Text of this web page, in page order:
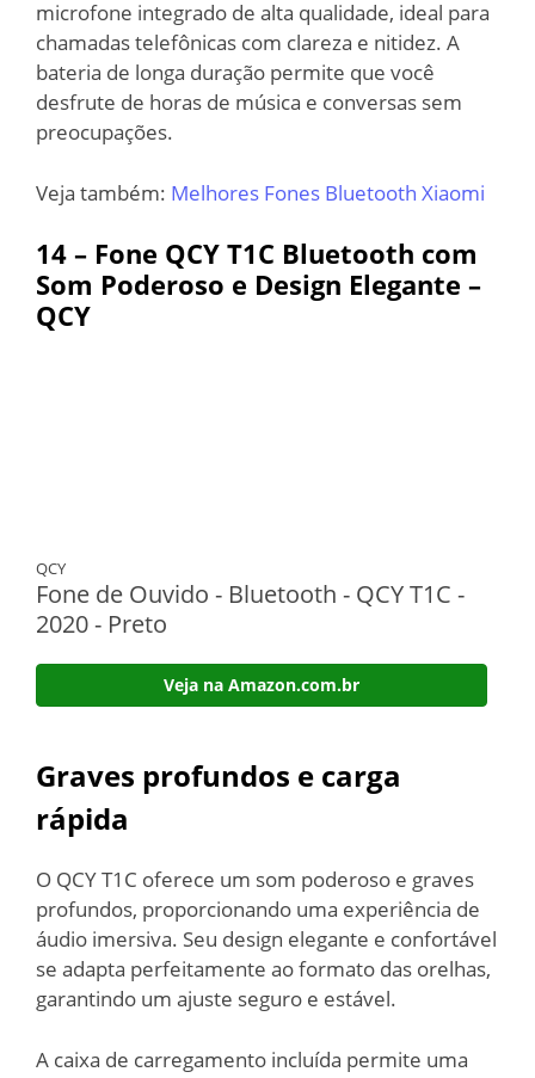
microfone integrado de alta qualidade, ideal para
chamadas telefônicas com clareza e nitidez. A
bateria de longa duração permite que você
desfrute de horas de música e conversas sem
preocupações.
Veja também: Melhores Fones Bluetooth Xiaomi
14 – Fone QCY T1C Bluetooth com
Som Poderoso e Design Elegante –
QCY
QCY
Fone de Ouvido - Bluetooth - QCY T1C -
2020 - Preto
Veja na Amazon.com.br
Graves profundos e carga
rápida
O QCY T1C oferece um som poderoso e graves
profundos, proporcionando uma experiência de
áudio imersiva. Seu design elegante e confortável
se adapta perfeitamente ao formato das orelhas,
garantindo um ajuste seguro e estável.
A caixa de carregamento incluída permite uma